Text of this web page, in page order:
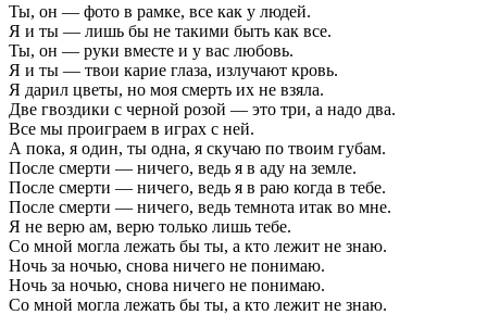
Ты, он — фото в рамке, все как у людей.
Я и ты — лишь бы не такими быть как все.
Ты, он — руки вместе и у вас любовь.
Я и ты — твои карие глаза, излучают кровь.
Я дарил цветы, но моя смерть их не взяла.
Две гвоздики с черной розой — это три, а надо два.
Все мы проиграем в играх с ней.
А пока, я один, ты одна, я скучаю по твоим губам.
После смерти — ничего, ведь я в аду на земле.
После смерти — ничего, ведь я в раю когда в тебе.
После смерти — ничего, ведь темнота итак во мне.
Я не верю ам, верю только лишь тебе.
Со мной могла лежать бы ты, а кто лежит не знаю.
Ночь за ночью, снова ничего не понимаю.
Ночь за ночью, снова ничего не понимаю.
Со мной могла лежать бы ты, а кто лежит не знаю.